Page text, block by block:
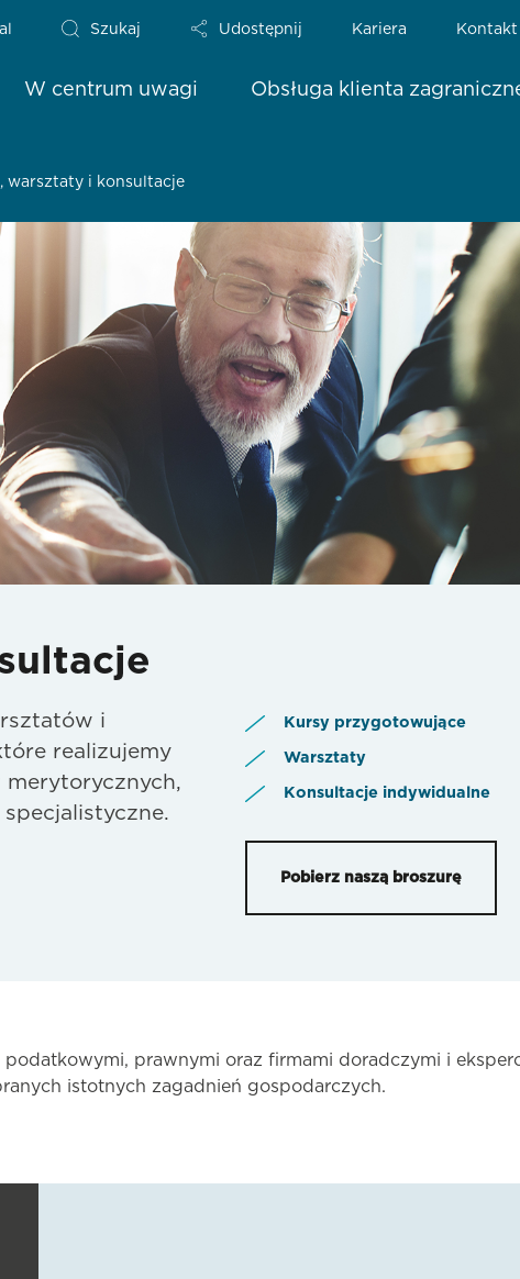
Szukaj Udostępnij Kariera Kontakt
W centrum uwagi Obsługa klienta
warsztaty i konsultacje
i
realizujemy
merytorycznych,
Kursy przygotowujące
Warsztaty
Konsultacje indywidualne
Pobierz naszą broszurę
prawnymi oraz firmami doradczymi i
istotnych zagadnień gospodarczych.